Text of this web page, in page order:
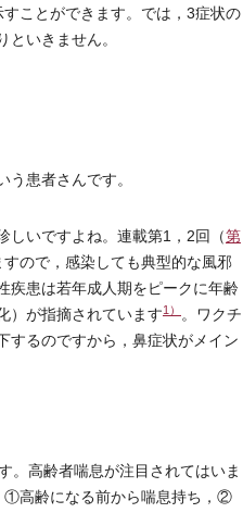
ことができます。では，3症状の
いきません。
患者さんです。
いですよね。連載第1，2回（第
ので，感染しても典型的な風邪
疾患は若年成人期をピークに年齢
）が指摘されています1）
。ワクチ
するのですから，鼻症状がメイン
。高齢者喘息が注目されてはいま
①高齢になる前から喘息持ち，②